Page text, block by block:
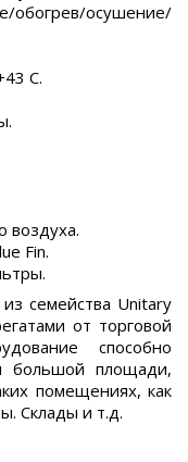
обогрев/осушение/
С.
воздуха.
Fin.
семейства Unitary
от торговой
способно
большой площади,
помещениях, как
Склады и т.д.